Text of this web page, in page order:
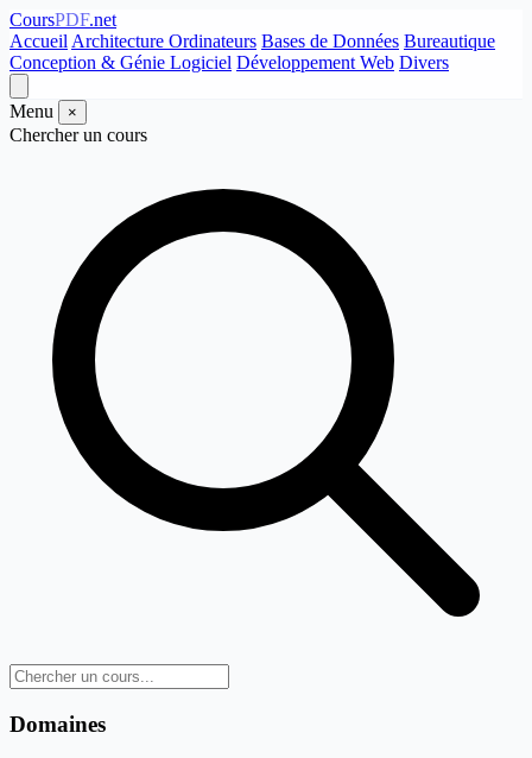
CoursPDF.net
Accueil Architecture Ordinateurs Bases de Données Bureautique
Conception & Génie Logiciel Développement Web Divers
Menu ×
Chercher un cours
Domaines